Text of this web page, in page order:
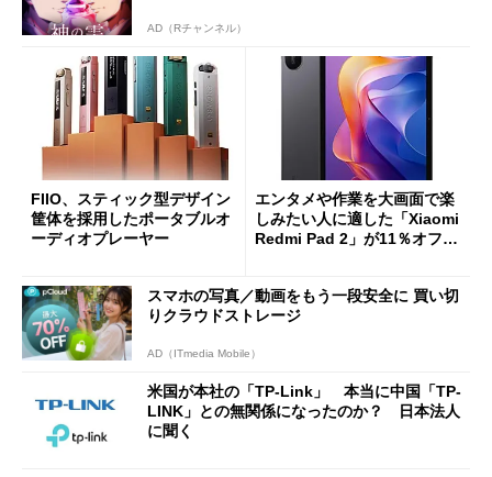
AD（Rチャンネル）
FIIO、スティック型デザイン
筐体を採用したポータブルオ
ーディオプレーヤー
エンタメや作業を大画面で楽
しみたい人に適した「Xiaomi
Redmi Pad 2」が11％オフの
スマホの写真／動画をもう一段安全に 買い切
りクラウドストレージ
AD（ITmedia Mobile）
米国が本社の「TP-Link」 本当に中国「TP-
LINK」との無関係になったのか？ 日本法人
に聞く